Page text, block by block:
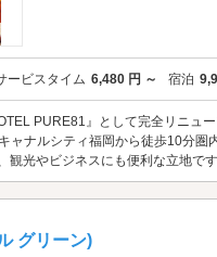
ービスタイム 6,480 円 ～ 宿泊
PURE81』として完全リニュ
ャナルシティ福岡から徒歩10分圏
観光やビジネスにも便利な立地です
グリーン)